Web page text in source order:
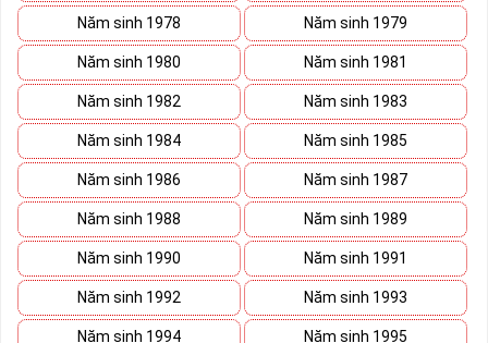
Số 8 thuộc hành Thổ, do vậy sim lục quý 8 rất thích hợp với những
người thuộc mệnh Thổ và mệnh Kim. Những người mệnh khác
cũng có thể sử dụng nhưng cần kết hợp với những đầu số phù hợp.
Sim đẹp lục quý 8 là sim số đẹp có giá trị cao thứ hai trong dòng
sim tứ quý. Đây là số điện thoại may mắn, nhiều tài lộc, được nhiều
doanh nhân quan tâm và lựa chọn sử dụng.
Phương pháp chọn sim số đẹp lục quý 8
Năm sinh 1978 Năm sinh 1979
Năm sinh 1980 Năm sinh 1981
Năm sinh 1982 Năm sinh 1983
Năm sinh 1984 Năm sinh 1985
Năm sinh 1986 Năm sinh 1987
Năm sinh 1988 Năm sinh 1989
Năm sinh 1990 Năm sinh 1991
Năm sinh 1992 Năm sinh 1993
Năm sinh 1994 Năm sinh 1995